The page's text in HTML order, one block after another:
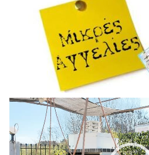
Πρόγραμμα
Αναπαραγωγής
Βίντεο